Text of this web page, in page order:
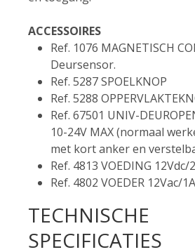
ACCESSOIRES
Ref. 1076 MAGNETISCH
Deursensor.
Ref. 5287 SPOELKNOP
Ref. 5288
Ref. 67501 UNIV-
10-24V MAX (normaal
met kort anker en
Ref. 4813 VOEDING 12Vdc/
Ref. 4802 VOEDER 12Vac/1A
TECHNISCHE
SPECIFICATIES